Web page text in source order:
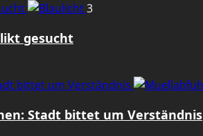
3
gesucht
bittet um Verständnis
Stadt bittet um Verständnis